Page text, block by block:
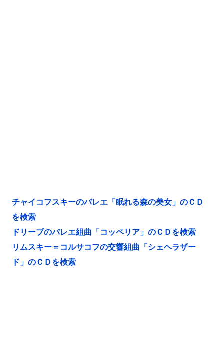
チャイコフスキーのバレエ「眠れる森の美女」のＣＤ
を検索
ドリーブのバレエ組曲「コッペリア」のＣＤを検索
リムスキー＝コルサコフの交響組曲「シェヘラザー
ド」のＣＤを検索